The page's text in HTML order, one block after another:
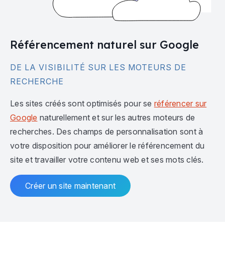
Référencement naturel sur Google
DE LA VISIBILITÉ SUR LES MOTEURS DE
RECHERCHE
Les sites créés sont optimisés pour se référencer sur
Google naturellement et sur les autres moteurs de
recherches. Des champs de personnalisation sont à
votre disposition pour améliorer le référencement du
site et travailler votre contenu web et ses mots clés.
Créer un site maintenant